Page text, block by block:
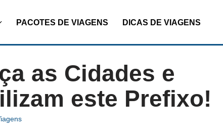
PACOTES DE VIAGENS DICAS DE VIAGENS
as Cidades e
este Prefixo!